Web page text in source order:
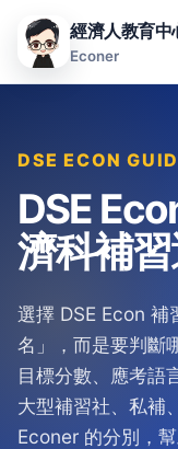
經濟人教育中
Econer
DSE ECON
DSE
濟科補
選擇 DSE Econ 補
名」，而是要判斷
目標分數、應考語
大型補習社、私補
Econer 的分別，